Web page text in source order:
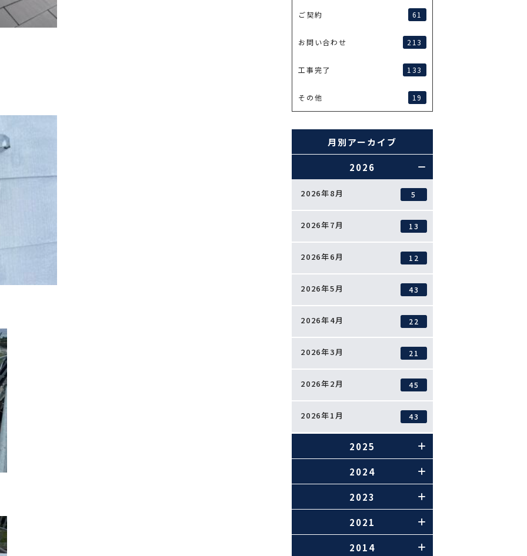
ご契約 61
お問い合わせ 213
工事完了 133
その他 19
月別アーカイブ
2026
2026年8月 5
2026年7月 13
2026年6月 12
2026年5月 43
2026年4月 22
2026年3月 21
2026年2月 45
2026年1月 43
2025
2024
2023
2021
2014